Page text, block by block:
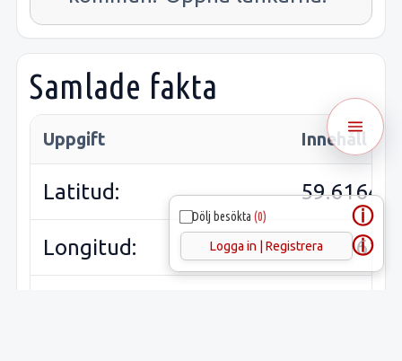
Dölj besökta (0) ⓘ
Logga in | Registrera ⓘ
Samlade fakta
Uppgift Innehåll
Latitud:
Longitud: